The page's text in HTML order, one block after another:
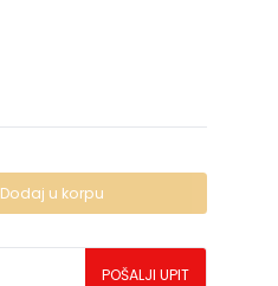
Dodaj u korpu
POŠALJI UPIT